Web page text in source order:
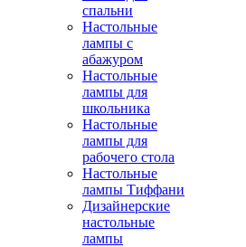
спальни
Настольные
лампы с
абажуром
Настольные
лампы для
школьника
Настольные
лампы для
рабочего стола
Настольные
лампы Тиффани
Дизайнерские
настольные
лампы